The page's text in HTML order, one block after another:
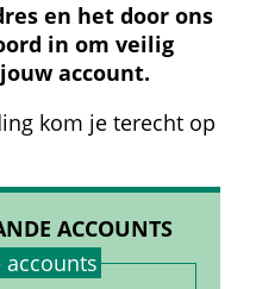
en het door ons
in om veilig
account.
kom je terecht op
ACCOUNTS
accounts